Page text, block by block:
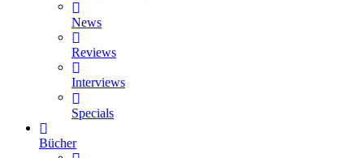
News
Reviews
Interviews
Specials
Bücher